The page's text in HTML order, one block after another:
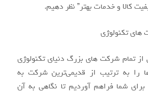
کالا و خدمات بهتر” نظر دهیم.
از تمام شرکت های بزرگ دنیای تکنولوژی
را به ترتیب از قدیمی‌ترین شرکت به
شما فراهم آوردیم تا نگاهی به آن